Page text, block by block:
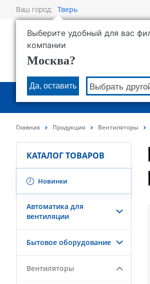
Ваш город: Тверь
Выберите удобный для вас
компании
Москва?
Да, оставить Выбрать
О КОМПАНИИ
Главная Продукция Вентиляторы
КАТАЛОГ ТОВАРОВ
Новинки
Автоматика для
вентиляции
Бытовое оборудование
Вентиляторы